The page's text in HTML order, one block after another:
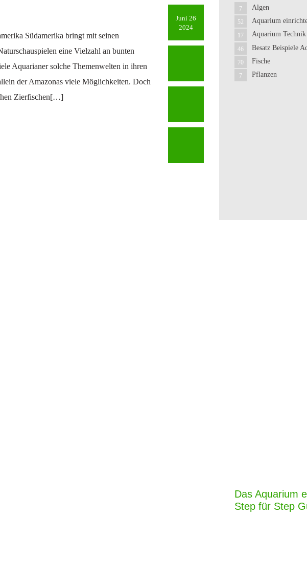
Juni 26
2024
Südamerika bringt mit seinen
eine Vielzahl an bunten
Aquarianer solche Themenwelten in ihren
der Amazonas viele Möglichkeiten. Doch
Zierfischen[…]
Algen
7
Aquarium
52
Aquarium
17
Besatz Beispiele
46
Fische
70
Pflanzen
7
Das Aquarium
Step für Step